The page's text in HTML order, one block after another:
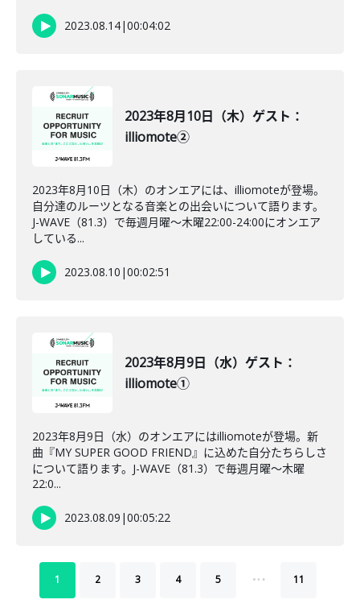
2023.08.14|00:04:02
2023年8月10日（木）ゲスト：
illiomote②
2023年8月10日（木）のオンエアには、illiomoteが登場。
自分達のルーツとなる音楽との出会いについて語ります。
J-WAVE（81.3）で毎週月曜～木曜22:00-24:00にオンエア
している...
2023.08.10 |00:02:51
2023年8月9日（水）ゲスト：
illiomote①
2023年8月9日（水）のオンエアにはilliomoteが登場。新
曲『MY SUPER GOOD FRIEND』に込めた自分たちらしさ
について語ります。J-WAVE（81.3）で毎週月曜～木曜
22:0...
2023.08.09 |00:05:22
1 2 3 4 5 … 11